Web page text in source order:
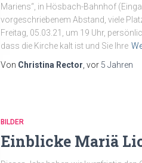
Mariens“, in Hösbach-Bahnhof
vorgeschriebenem Abstand, viele
Freitag, 05.03.21, um 19 Uhr,
dass die Kirche kalt ist und Sie Ihre
Von Christina Rector, vor 5 Jahren
BILDER
Einblicke Mariä